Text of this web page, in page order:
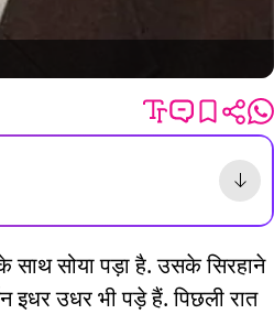
सोया पड़ा है. उसके सिरहाने
इधर उधर भी पड़े हैं. पिछली रात